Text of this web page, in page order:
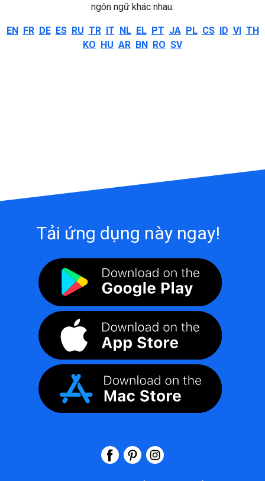
ngôn ngữ khác nhau:
EN FR DE ES RU TR IT NL EL PT JA PL CS ID VI TH
KO HU AR BN RO SV
Tải ứng dụng này ngay!